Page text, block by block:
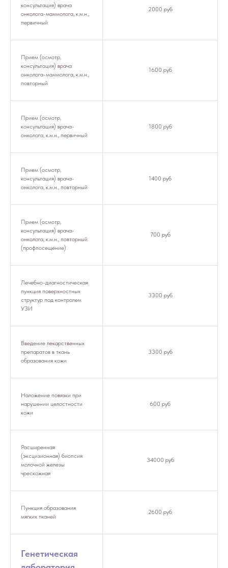
консультация) врача
онколога-маммолога, к.м.н.,
первичный
2000 руб
Прием (осмотр,
консультация) врача
онколога-маммолога, к.м.н.,
повторный
1600 руб
Прием (осмотр,
консультация) врача-
онколога, к.м.н., первичный
1800 руб
Прием (осмотр,
консультация) врача-
онколога, к.м.н., повторный
1400 руб
Прием (осмотр,
консультация) врача-
онколога, к.м.н., повторный
(профпосещение)
700 руб
Лечебно-диагностическая
пункция поверхностных
структур под контролем
УЗИ
3300 руб
Введение лекарственных
препаратов в ткань
образования кожи
3300 руб
Наложение повязки при
нарушении целостности
кожи
600 руб
Расширенная
(эксцизионная) биопсия
молочной железы
чрескожная
34000 руб
Пункция образования
мягких тканей
2600 руб
Генетическая